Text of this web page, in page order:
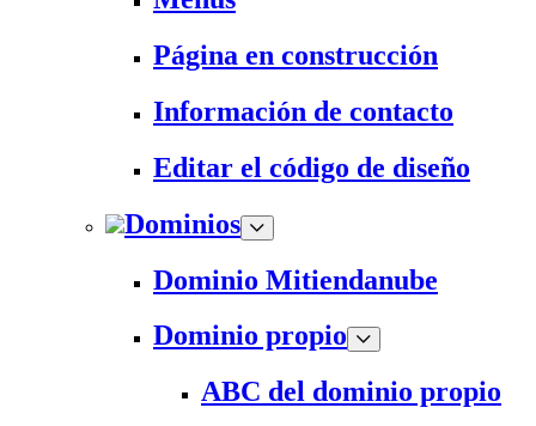
Página en construcción
Información de contacto
Editar el código de diseño
Dominios
Dominio Mitiendanube
Dominio propio
ABC del dominio propio